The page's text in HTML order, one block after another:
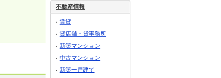
不動産情報
賃貸
貸店舗・貸事務所
新築マンション
中古マンション
新築一戸建て